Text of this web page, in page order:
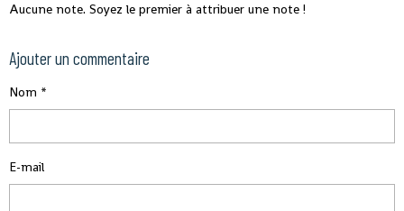
Aucune note. Soyez le premier à attribuer une note !
Ajouter un commentaire
Nom
E-mail